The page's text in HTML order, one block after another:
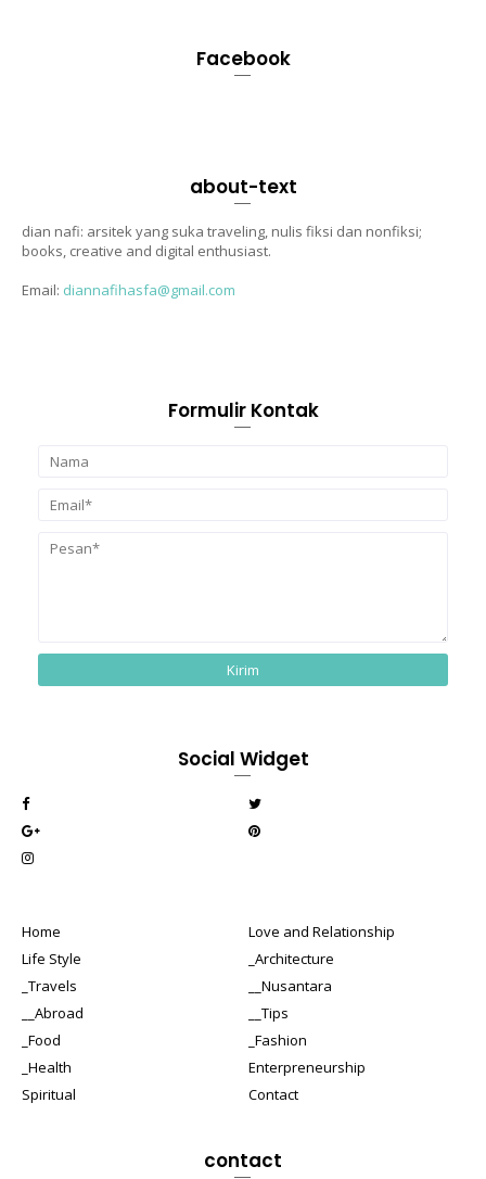
Facebook
about-text
dian nafi: arsitek yang suka traveling, nulis fiksi dan nonfiksi;
books, creative and digital enthusiast.
Email: diannafihasfa@gmail.com
Formulir Kontak
Social Widget
Home
Love and Relationship
Life Style
_Architecture
_Travels
__Nusantara
__Abroad
__Tips
_Food
_Fashion
_Health
Enterpreneurship
Spiritual
Contact
contact